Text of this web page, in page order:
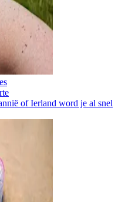
of Ierland word je al snel